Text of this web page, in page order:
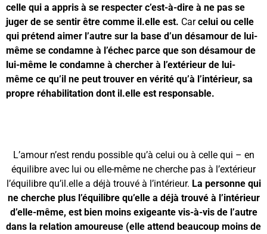
celle qui a appris à se respecter c’est-à-dire à ne pas se
juger de se sentir être comme il.elle est. Carcelui ou celle
qui prétend aimer l’autre sur la base d’un désamour de lui-
même se condamne à l’échec parce que son désamour de
lui-même le condamne à chercher à l’extérieur de lui-
même ce qu’il ne peut trouver en vérité qu’à l’intérieur, sa
propre réhabilitation dont il.elle est responsable.
L’amour n’est rendu possible qu’à celui ou à celle qui – en
équilibre avec lui ou elle-même ne cherche pas à l’extérieur
l’équilibre qu’il.elle a déjà trouvé à l’intérieur. La personne qui
ne cherche plus l’équilibre qu’elle a déjà trouvé à l’intérieur
d’elle-même, est bien moins exigeante vis-à-vis de l’autre
dans la relation amoureuse (elle attend beaucoup moins de